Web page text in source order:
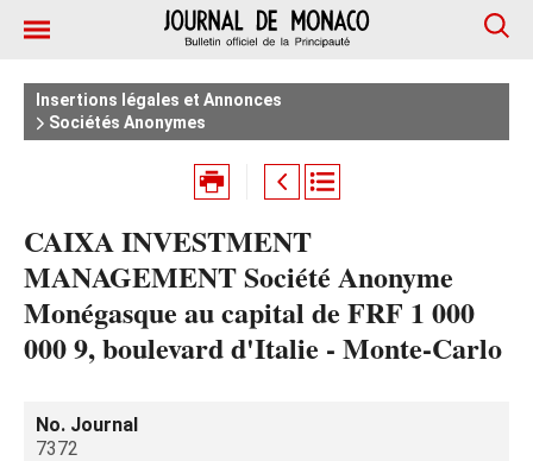
Insertions légales et Annonces
Sociétés Anonymes
CAIXA INVESTMENT
MANAGEMENT Société Anonyme
Monégasque au capital de FRF 1 000
000 9, boulevard d'Italie - Monte-Carlo
No. Journal
7372